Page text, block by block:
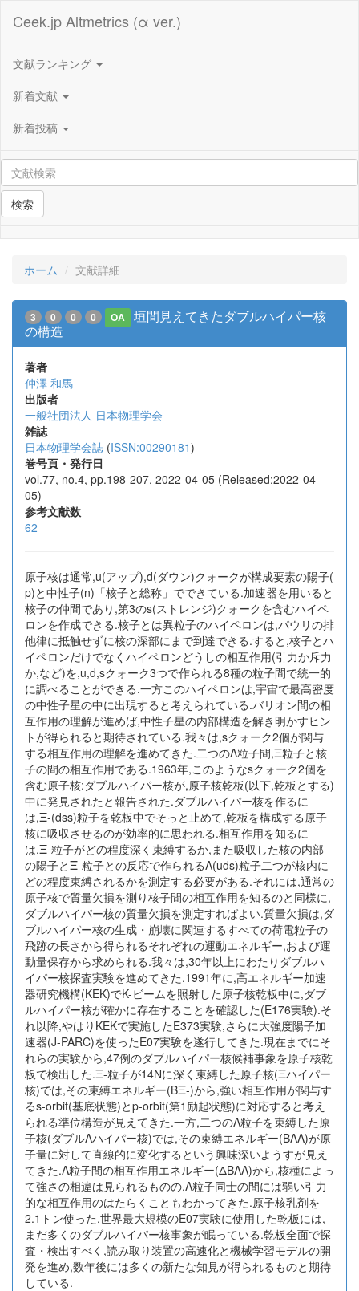
Ceek.jp Altmetrics (α ver.)
文献ランキング
新着文献
新着投稿
検索
ホーム 文献詳細
3 0 0 0 OA
垣間見えてきたダブルハイパー核
の構造
著者
仲澤 和馬
出版者
一般社団法人 日本物理学会
雑誌
日本物理学会誌 (ISSN:00290181)
巻号頁・発行日
vol.77, no.4, pp.198-207, 2022-04-05 (Released:2022-04-
05)
参考文献数
62
原子核は通常,u(アップ),d(ダウン)クォークが構成要素の陽子(
p)と中性子(n)「核子と総称」でできている.加速器を用いると
核子の仲間であり,第3のs(ストレンジ)クォークを含むハイペ
ロンを作成できる.核子とは異粒子のハイペロンは,パウリの排
他律に抵触せずに核の深部にまで到達できる.すると,核子とハ
イペロンだけでなくハイペロンどうしの相互作用(引力か斥力
か,など)を,u,d,sクォーク3つで作られる8種の粒子間で統一的
に調べることができる.一方このハイペロンは,宇宙で最高密度
の中性子星の中に出現すると考えられている.バリオン間の相
互作用の理解が進めば,中性子星の内部構造を解き明かすヒン
トが得られると期待されている.我々は,sクォーク2個が関与
する相互作用の理解を進めてきた.二つのΛ粒子間,Ξ粒子と核
子の間の相互作用である.1963年,このようなsクォーク2個を
含む原子核:ダブルハイパー核が,原子核乾板(以下,乾板とする)
中に発見されたと報告された.ダブルハイパー核を作るに
は,Ξ-(dss)粒子を乾板中でそっと止めて,乾板を構成する原子
核に吸収させるのが効率的に思われる.相互作用を知るに
は,Ξ-粒子がどの程度深く束縛するか,また吸収した核の内部
の陽子とΞ-粒子との反応で作られるΛ(uds)粒子二つが核内に
どの程度束縛されるかを測定する必要がある.それには,通常の
原子核で質量欠損を測り核子間の相互作用を知るのと同様に,
ダブルハイパー核の質量欠損を測定すればよい.質量欠損は,ダ
ブルハイパー核の生成・崩壊に関連するすべての荷電粒子の
飛跡の長さから得られるそれぞれの運動エネルギー,および運
動量保存から求められる.我々は,30年以上にわたりダブルハ
イパー核探査実験を進めてきた.1991年に,高エネルギー加速
器研究機構(KEK)でK-ビームを照射した原子核乾板中に,ダブ
ルハイパー核が確かに存在することを確認した(E176実験).そ
れ以降,やはりKEKで実施したE373実験,さらに大強度陽子加
速器(J-PARC)を使ったE07実験を遂行してきた.現在までにそ
れらの実験から,47例のダブルハイパー核候補事象を原子核乾
板で検出した.Ξ-粒子が14Nに深く束縛した原子核(Ξハイパー
核)では,その束縛エネルギー(BΞ-)から,強い相互作用が関与す
るs-orbit(基底状態)とp-orbit(第1励起状態)に対応すると考え
られる準位構造が見えてきた.一方,二つのΛ粒子を束縛した原
子核(ダブルΛハイパー核)では,その束縛エネルギー(BΛΛ)が原
子量に対して直線的に変化するという興味深いようすが見え
てきた.Λ粒子間の相互作用エネルギー(ΔBΛΛ)から,核種によっ
て強さの相違は見られるものの,Λ粒子同士の間には弱い引力
的な相互作用のはたらくこともわかってきた.原子核乳剤を
2.1トン使った,世界最大規模のE07実験に使用した乾板には,
まだ多くのダブルハイパー核事象が眠っている.乾板全面で探
査・検出すべく,読み取り装置の高速化と機械学習モデルの開
発を進め,数年後には多くの新たな知見が得られるものと期待
している.